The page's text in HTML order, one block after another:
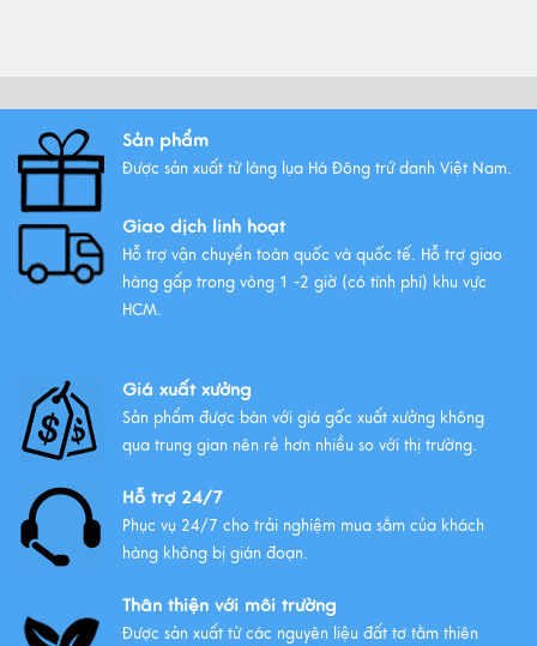
Đông trứ danh
Xem thêm
Sản phẩm
Được sản xuất từ làng lụa Hà Đông trứ danh Việt Nam.
Giao dịch linh hoạt
Hỗ trợ vận chuyển toàn quốc và quốc tế. Hỗ trợ giao
hàng gấp trong vòng 1 -2 giờ (có tính phí) khu vực
HCM.
Giá xuất xưởng
Sản phẩm được bán với giá gốc xuất xưởng không
qua trung gian nên rẻ hơn nhiều so với thị trường.
Hỗ trợ 24/7
Phục vụ 24/7 cho trải nghiệm mua sắm của khách
hàng không bị gián đoạn.
Thân thiện với môi trường
Được sản xuất từ các nguyên liệu đất tơ tằm thiên